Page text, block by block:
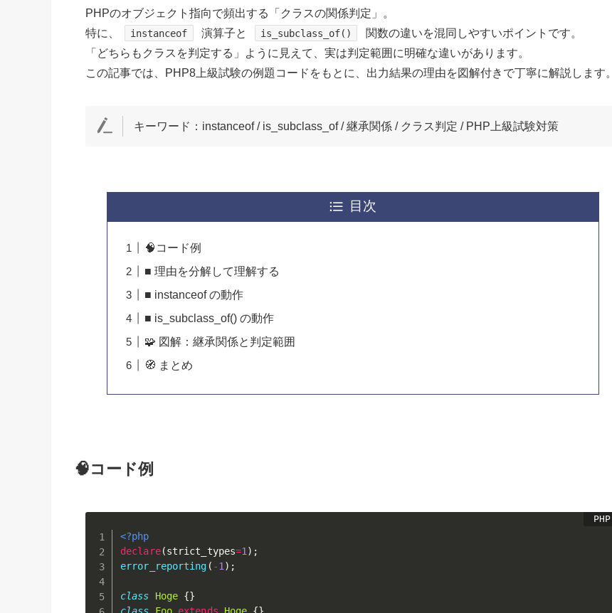
PHPのオブジェクト指向で頻出する「クラスの関係判定」。
特に、
instanceof 演算子と is_subclass_of()
関数の違いを混同しやすいポイントです。
「どちらもクラスを判定する」ように見えて、実は判定範囲に明確な違いがあります。
この記事では、PHP8上級試験の例題コードをもとに、出力結果の理由を図解付きで丁寧に解説します。
キーワード：instanceof / is_subclass_of / 継承関係 / クラス判定 / PHP上級試験対策
目次
🧠コード例
■ 理由を分解して理解する
■ instanceof の動作
■ is_subclass_of() の動作
🧩 図解：継承関係と判定範囲
🧭 まとめ
🧠コード例
<?php
declare(strict_types=1) ;
error_reporting ( -1) ;
class Hoge {}